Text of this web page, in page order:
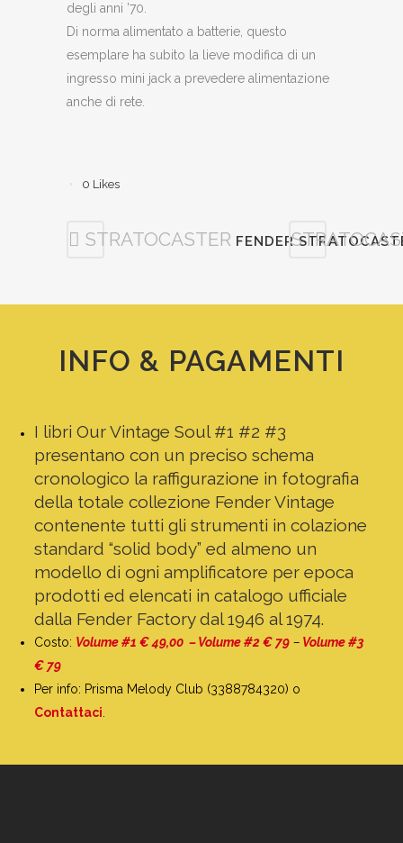
degli anni ’70.
Di norma alimentato a batterie, questo
esemplare ha subito la lieve modifica di un
ingresso mini jack a prevedere alimentazione
anche di rete.
0 Likes
STRATOCASTER FENDER
INFO & PAGAMENTI
I libri Our Vintage Soul #1 #2 #3
presentano con un preciso schema
cronologico la raffigurazione in fotografia
della totale collezione Fender Vintage
contenente tutti gli strumenti in colazione
standard “solid body” ed almeno un
modello di ogni amplificatore per epoca
prodotti ed elencati in catalogo ufficiale
dalla Fender Factory dal 1946 al 1974.
Costo: Volume #1 € 49,00 – Volume #2 € 79 – Volume #3
€ 79
Per info: Prisma Melody Club (3388784320) o
Contattaci